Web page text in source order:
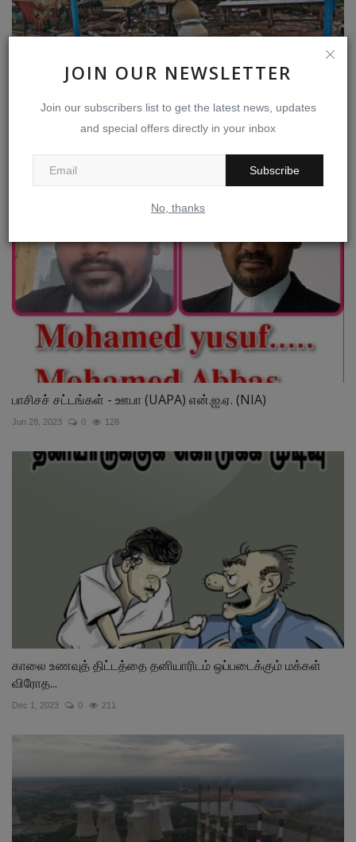
JOIN OUR NEWSLETTER
Join our subscribers list to get the latest news, updates
and special offers directly in your inbox
Subscribe
No, thanks
பெண்களே! உங்களை யாரும் வன்புணர்ந்தால் ஏதும் பேசாமல்
Sep 22, 2024 0 203
பாசிசச் சட்டங்கள் - ஊபா (UAPA) என்.ஐ.ஏ. (NIA)
Jun 28, 2023 0 128
காலை உணவுத் திட்டத்தை தனியாரிடம் ஒப்படைக்கும் மக்கள்
விரோத...
Dec 1, 2023 0 211